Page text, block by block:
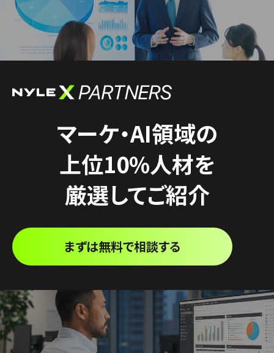
マーケ・AI領域の
上位10%人材を
厳選してご紹介
まずは無料で相談する